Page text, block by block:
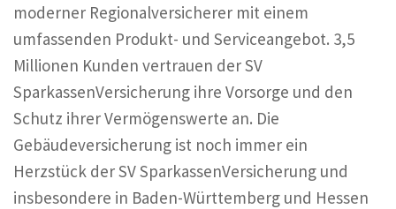
moderner Regionalversicherer mit einem
umfassenden Produkt- und Serviceangebot. 3,5
Millionen Kunden vertrauen der SV
SparkassenVersicherung ihre Vorsorge und den
Schutz ihrer Vermögenswerte an. Die
Gebäudeversicherung ist noch immer ein
Herzstück der SV SparkassenVersicherung und
insbesondere in Baden-Württemberg und Hessen